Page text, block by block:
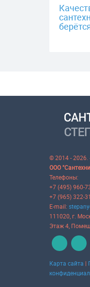
© 2014 - 2026.
ООО
Телефоны:
+7 (495) 960-
+7 (965) 322-
E-mail:
111020 , г.
Этаж 4,
Карта сайта |